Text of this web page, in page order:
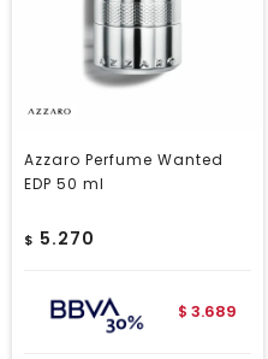
Azzaro Perfume Wanted
EDP 50 ml
$ 5.270
$ 3.689